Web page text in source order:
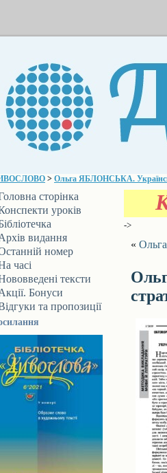
> Ольга ЯБЛОНСЬКА.
сторінка
уроків
видання
номер
часі
тексти
Бонуси
та пропозиції
->
«